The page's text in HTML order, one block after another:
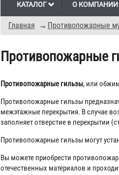
КАТАЛОГ О КОМПАНИИ
Главная → Противопожарные
Противопожарные
Противопожарные гильзы, или
Противопожарные гильзы
межэтажные перекрытия. В случае
заполняет отверстие в перекрытии
Противопожарные гильзы могут
Вы можете приобрести
отечественных материалов и